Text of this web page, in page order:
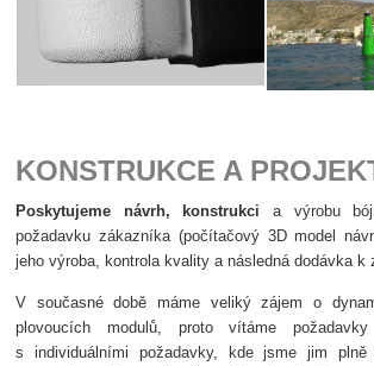
KONSTRUKCE A
Poskytujeme návrh, konstrukci a výrobu
požadavku zákazníka (počítačový 3D model
jeho výroba, kontrola kvality a následná dodávka k
V současné době máme veliký zájem o
plovoucích modulů, proto vítáme
s individuálními požadavky, kde jsme jim plně